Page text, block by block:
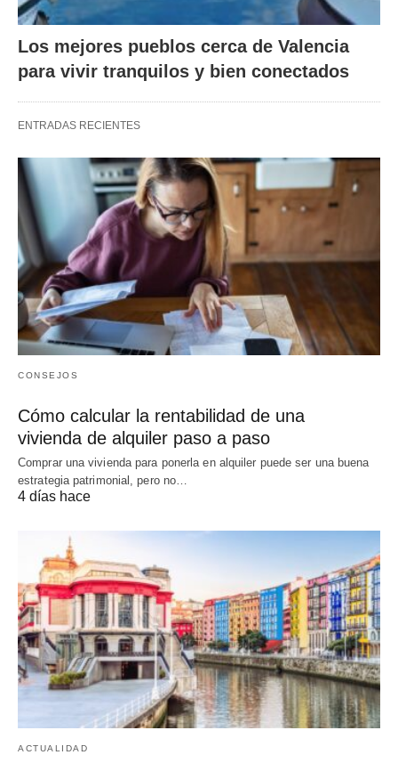
Los mejores pueblos cerca de Valencia
para vivir tranquilos y bien conectados
ENTRADAS RECIENTES
CONSEJOS
Cómo calcular la rentabilidad de una
vivienda de alquiler paso a paso
Comprar una vivienda para ponerla en alquiler puede ser una buena
estrategia patrimonial, pero no…
4 días hace
ACTUALIDAD